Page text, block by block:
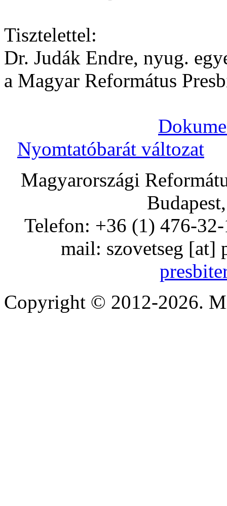
Tisztelettel:
Dr. Judák Endre, nyug.
a Magyar Református
Nyomtatóbarát változat
Magyarországi
Telefon: +36 (1) 476-
mail: szovetseg [at]
Copyright © 2012-2026.